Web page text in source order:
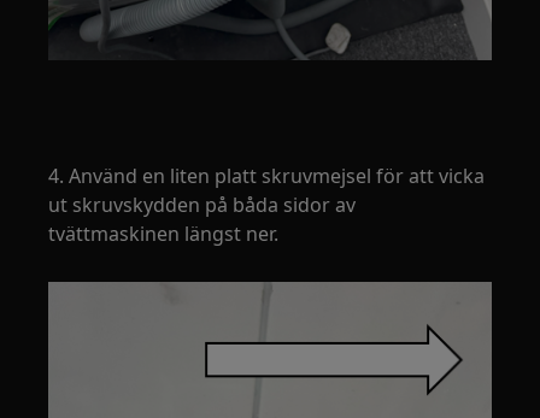
4. Använd en liten platt skruvmejsel för att vicka
ut skruvskydden på båda sidor av
tvättmaskinen längst ner.